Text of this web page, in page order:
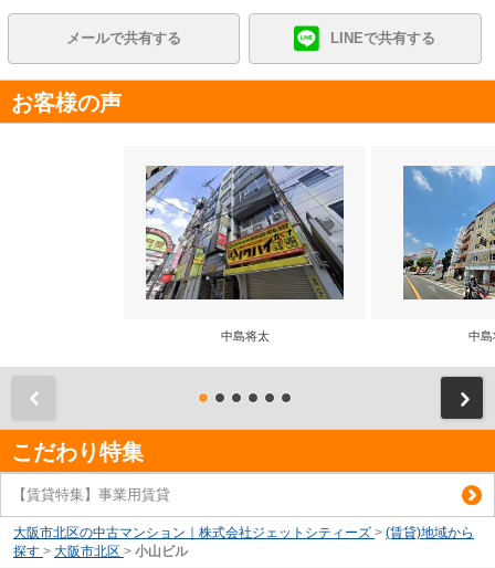
メールで共有する LINEで共有する
お客様の声
中島将太 中島
こだわり特集
【賃貸特集】事業用賃貸
大阪市北区の中古マンション｜株式会社ジェットシティーズ > (賃貸)地域から
探す > 大阪市北区 > 小山ビル